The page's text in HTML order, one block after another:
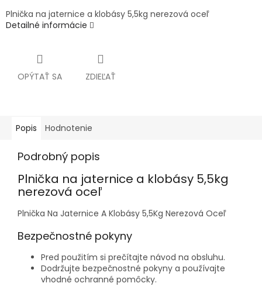
Plnička na jaternice a klobásy 5,5kg nerezová oceľ
Detailné informácie
OPÝTAŤ SA ZDIEĽAŤ
Popis Hodnotenie
Podrobný popis
Plnička na jaternice a klobásy 5,5kg
nerezová oceľ
Plnička Na Jaternice A Klobásy 5,5Kg Nerezová Oceľ
Bezpečnostné pokyny
Pred použitím si prečítajte návod na obsluhu.
Dodržujte bezpečnostné pokyny a používajte
vhodné ochranné pomôcky.